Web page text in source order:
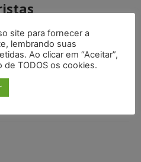
o objetivo de integrar
os internautas possam
ideias e delegar cada
em nosso Portal.
site para fornecer a
lembrando suas
Ao clicar em “Aceitar”,
TODOS os cookies.